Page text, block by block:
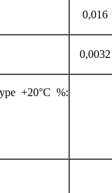
0,016
0,0032
+20°С %: